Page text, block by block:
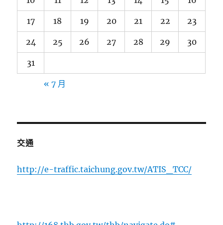
17 18 19 20 21 22 23
24 25 26 27 28 29 30
31
« 7 月
交通
http://e-traffic.taichung.gov.tw/ATIS_TCC/